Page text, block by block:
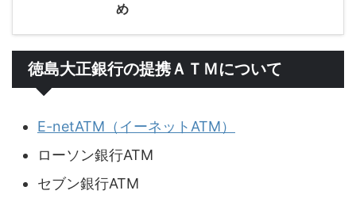
め
徳島大正銀行の提携ＡＴＭについて
E-netATM（イーネットATM）
ローソン銀行ATM
セブン銀行ATM